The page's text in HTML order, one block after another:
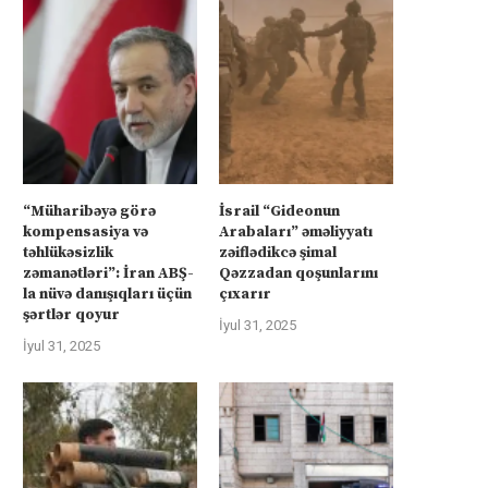
“Müharibəyə görə
kompensasiya və
təhlükəsizlik
zəmanətləri”: İran ABŞ-
la nüvə danışıqları üçün
şərtlər qoyur
İyul 31, 2025
İsrail “Gideonun
Arabaları” əməliyyatı
zəiflədikcə şimal
Qəzzadan qoşunlarını
çıxarır
İyul 31, 2025